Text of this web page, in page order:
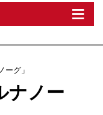
≡
ーグ」
ナノー